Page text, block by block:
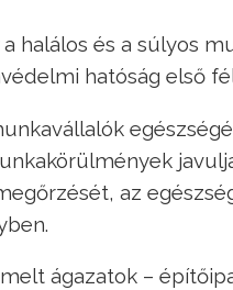
halálos és a súlyos
hatóság első
az
ágazatok –